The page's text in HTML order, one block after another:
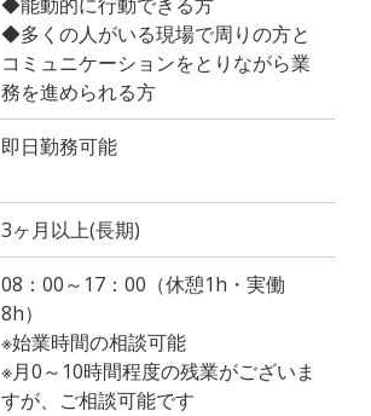
◆多くの人がいる現場で周りの方と
コミュニケーションをとりながら業
務を進められる方
即日勤務可能
3ヶ月以上(長期)
08：00～17：00（休憩1h・実働
8h）
※始業時間の相談可能
※月0～10時間程度の残業がございま
すが、ご相談可能です